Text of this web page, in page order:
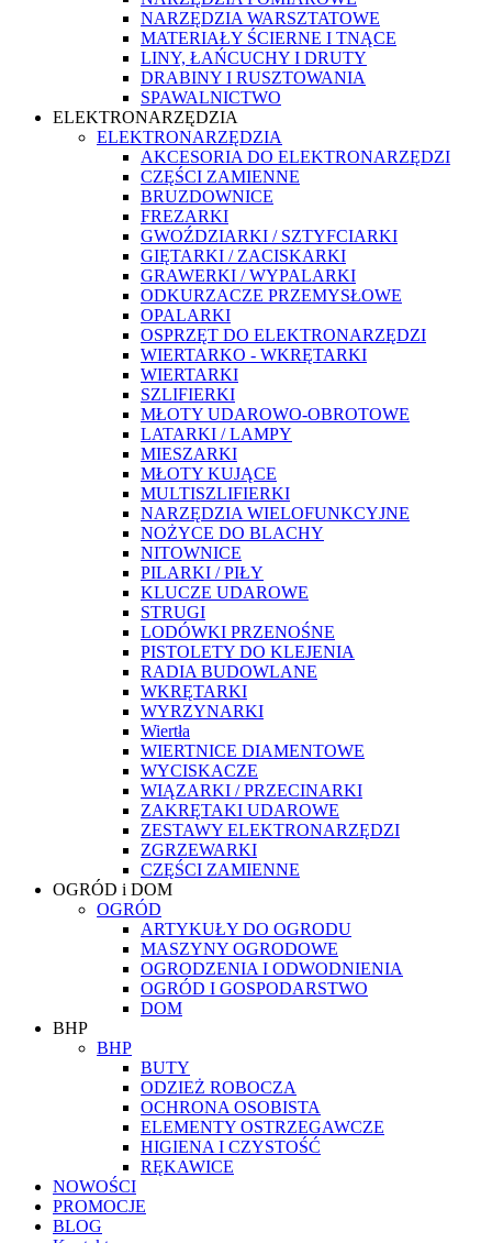
NARZĘDZIA WARSZTATOWE
MATERIAŁY ŚCIERNE I TNĄCE
LINY, ŁAŃCUCHY I DRUTY
DRABINY I RUSZTOWANIA
SPAWALNICTWO
ELEKTRONARZĘDZIA
ELEKTRONARZĘDZIA
AKCESORIA DO ELEKTRONARZĘDZI
CZĘŚCI ZAMIENNE
BRUZDOWNICE
FREZARKI
GWOŹDZIARKI / SZTYFCIARKI
GIĘTARKI / ZACISKARKI
GRAWERKI / WYPALARKI
ODKURZACZE PRZEMYSŁOWE
OPALARKI
OSPRZĘT DO ELEKTRONARZĘDZI
WIERTARKO - WKRĘTARKI
WIERTARKI
SZLIFIERKI
MŁOTY UDAROWO-OBROTOWE
LATARKI / LAMPY
MIESZARKI
MŁOTY KUJĄCE
MULTISZLIFIERKI
NARZĘDZIA WIELOFUNKCYJNE
NOŻYCE DO BLACHY
NITOWNICE
PILARKI / PIŁY
KLUCZE UDAROWE
STRUGI
LODÓWKI PRZENOŚNE
PISTOLETY DO KLEJENIA
RADIA BUDOWLANE
WKRĘTARKI
WYRZYNARKI
Wiertła
WIERTNICE DIAMENTOWE
WYCISKACZE
WIĄZARKI / PRZECINARKI
ZAKRĘTAKI UDAROWE
ZESTAWY ELEKTRONARZĘDZI
ZGRZEWARKI
CZĘŚCI ZAMIENNE
OGRÓD i DOM
OGRÓD
ARTYKUŁY DO OGRODU
MASZYNY OGRODOWE
OGRODZENIA I ODWODNIENIA
OGRÓD I GOSPODARSTWO
DOM
BHP
BHP
BUTY
ODZIEŻ ROBOCZA
OCHRONA OSOBISTA
ELEMENTY OSTRZEGAWCZE
HIGIENA I CZYSTOŚĆ
RĘKAWICE
NOWOŚCI
PROMOCJE
BLOG